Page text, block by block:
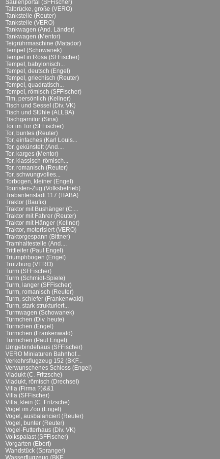
Säulenportal (SFFischer)
Talbrücke, große (VERO)
Tankstelle (Reuter)
Tankstelle (VERO)
Tankwagen (And. Länder)
Tankwagen (Mentor)
Teigrührmaschine (Matador)
Tempel (Schowanek)
Tempel in Rosa (SFFischer)
Tempel, babylonisch...
Tempel, deutsch (Engel)
Tempel, griechisch (Reuter)
Tempel, quadratisch...
Tempel, römisch (SFFischer)
Tim, persönlich (Kellner)
Tisch und Sessel (Div. VK)
Tisch und Stühle (ALLBA)
Tischgarnitur (Sina)
Tor im Tor (SFFischer)
Tor, buntes (Reuter)
Tor, einfaches (Karl Louis...
Tor, gekünstelt (And....
Tor, karges (Mentor)
Tor, klassisch-römisch...
Tor, romanisch (Reuter)
Tor, schwungvolles...
Torbogen, kleiner (Engel)
Touristen-Zug (Volksbetrieb)
Trabantenstadt 117 (HABA)
Traktor (Baufix)
Traktor mit Bushänger (C....
Traktor mit Fahrer (Reuter)
Traktor mit Hänger (Kellner)
Traktor, motorisiert (VERO)
Traktorgespann (Bittner)
Tramhaltestelle (And....
Trittleiter (Paul Engel)
Triumphbogen (Engel)
Trutzburg (VERO)
Turm (SFFischer)
Turm (Schmidt-Spiele)
Turm, langer (SFFischer)
Turm, romanisch (Reuter)
Turm, schiefer (Frankenwald)
Turm, stark strukturiert...
Turmwagen (Schowanek)
Türmchen (Div. heute)
Türmchen (Engel)
Türmchen (Frankenwald)
Türmchen (Paul Engel)
Umgebindehaus (SFFischer)
VERO Miniaturen Bahnhof...
Verkehrsflugzeug 152 (BKF...
Verwunschenes Schloss (Engel)
Viadukt (C. Fritzsche)
Viadukt, römisch (Drechsel)
Villa (Firma ?)&&1
Villa (SFFischer)
Villa, klein (C. Fritzsche)
Vogel im Zoo (Engel)
Vogel, ausbalanciert (Reuter)
Vogel, bunter (Reuter)
Vogel-Futterhaus (Div. VK)
Volkspalast (SFFischer)
Vorgarten (Ebert)
Wandstück (Spranger)
Wasserflugzeug (BKF